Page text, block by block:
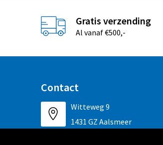
Gratis verzending
Al vanaf €500,-
Contact
Witteweg 9
1431 GZ Aalsmeer